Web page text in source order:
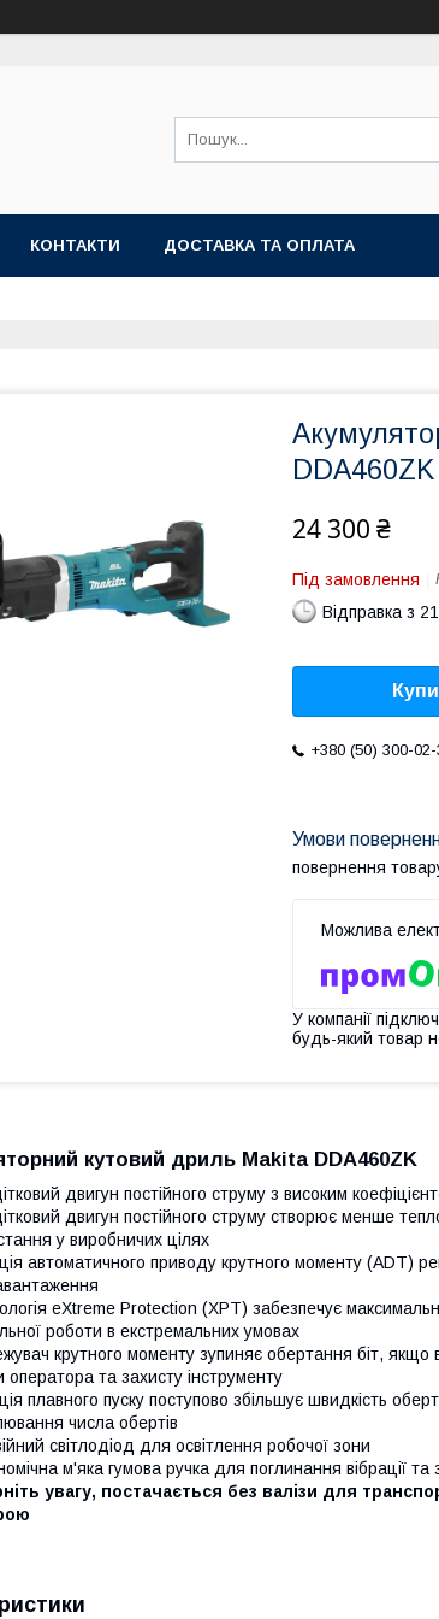
КОНТАКТИ ДОСТАВКА ТА ОПЛАТА
DDA460ZK
24 300 ₴
Під замовлення
Відправка з
+380 (50) 300-
повернення
У компанії
будь-який товар
кутовий дриль Makita DDA460ZK
двигун постійного струму з високим
двигун постійного струму створює менше
у виробничих цілях
автоматичного приводу крутного моменту (ADT)
eXtreme Protection (XPT) забезпечує
роботи в екстремальних умовах
крутного моменту зупиняє обертання біт,
оператора та захисту інструменту
плавного пуску поступово збільшує швидкість
числа обертів
світлодіод для освітлення робочої зони
м'яка гумова ручка для поглинання вібрації та
увагу, постачається без валізи для